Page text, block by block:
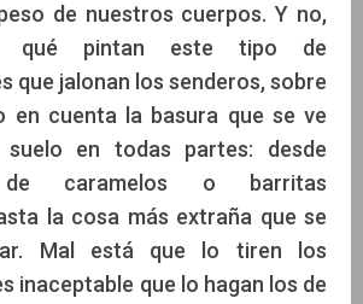
de nuestros cuerpos. Y no,
qué pintan este tipo de
que jalonan los senderos, sobre
en cuenta la basura que se ve
en todas partes: desde
de caramelos o barritas
la cosa más extraña que se
Mal está que lo tiren los
inaceptable que lo hagan los de